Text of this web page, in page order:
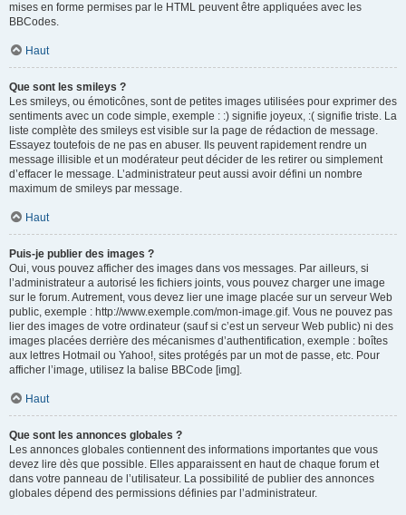
mises en forme permises par le HTML peuvent être appliquées avec les
BBCodes.
Haut
Que sont les smileys ?
Les smileys, ou émoticônes, sont de petites images utilisées pour exprimer des
sentiments avec un code simple, exemple : :) signifie joyeux, :( signifie triste. La
liste complète des smileys est visible sur la page de rédaction de message.
Essayez toutefois de ne pas en abuser. Ils peuvent rapidement rendre un
message illisible et un modérateur peut décider de les retirer ou simplement
d’effacer le message. L’administrateur peut aussi avoir défini un nombre
maximum de smileys par message.
Haut
Puis-je publier des images ?
Oui, vous pouvez afficher des images dans vos messages. Par ailleurs, si
l’administrateur a autorisé les fichiers joints, vous pouvez charger une image
sur le forum. Autrement, vous devez lier une image placée sur un serveur Web
public, exemple : http://www.exemple.com/mon-image.gif. Vous ne pouvez pas
lier des images de votre ordinateur (sauf si c’est un serveur Web public) ni des
images placées derrière des mécanismes d’authentification, exemple : boîtes
aux lettres Hotmail ou Yahoo!, sites protégés par un mot de passe, etc. Pour
afficher l’image, utilisez la balise BBCode [img].
Haut
Que sont les annonces globales ?
Les annonces globales contiennent des informations importantes que vous
devez lire dès que possible. Elles apparaissent en haut de chaque forum et
dans votre panneau de l’utilisateur. La possibilité de publier des annonces
globales dépend des permissions définies par l’administrateur.